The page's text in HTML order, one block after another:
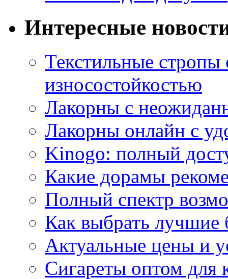
Интересные
Текстильные
износостойкостью
Лакорны с
Лакорны онлайн с
Kinogo: полный
Какие дорамы
Полный спектр
Как выбрать
Актуальные цены и
Сигареты оптом для